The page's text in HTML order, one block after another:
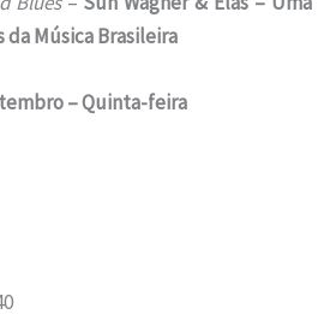
da Música Brasileira
– Quinta-feira